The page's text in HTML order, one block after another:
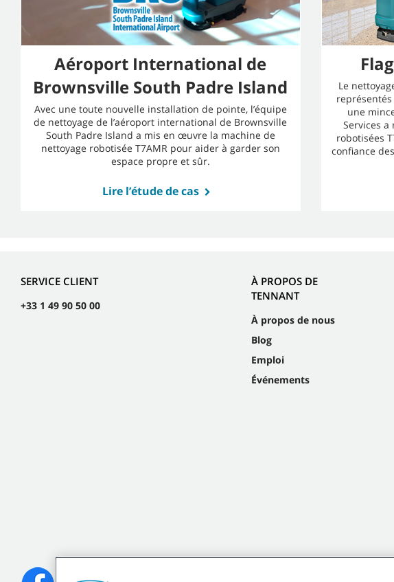
Aéroport International de
Brownsville South Padre Island
Avec une toute nouvelle installation de pointe, l’équipe
de nettoyage de l’aéroport international de Brownsville
South Padre Island a mis en œuvre la machine de
nettoyage robotisée T7AMR pour aider à garder son
espace propre et sûr.
Lire l’étude de cas
Le
représentés
une
Services
robotisées
confiance
SERVICE CLIENT
+33 1 49 90 50 00
À PROPOS DE
TENNANT
À propos de nous
Blog
Emploi
Événements